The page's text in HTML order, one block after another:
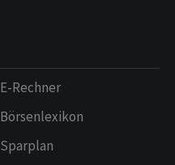
E-Rechner
Börsenlexikon
Sparplan